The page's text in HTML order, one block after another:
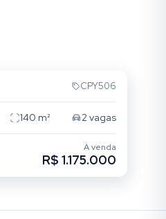
CPY506
140 m² 2vagas
À venda
R$ 1.175.000